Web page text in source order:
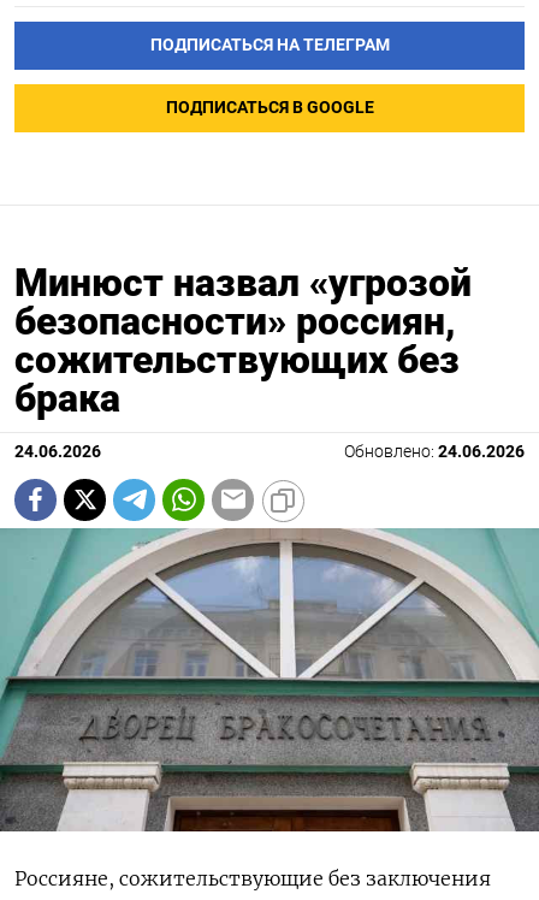
ПОДПИСАТЬСЯ НА ТЕЛЕГРАМ
ПОДПИСАТЬСЯ В GOOGLE
Минюст назвал «угрозой
безопасности» россиян,
сожительствующих без
брака
24.06.2026 Обновлено: 24.06.2026
Россияне, сожительствующие без заключения